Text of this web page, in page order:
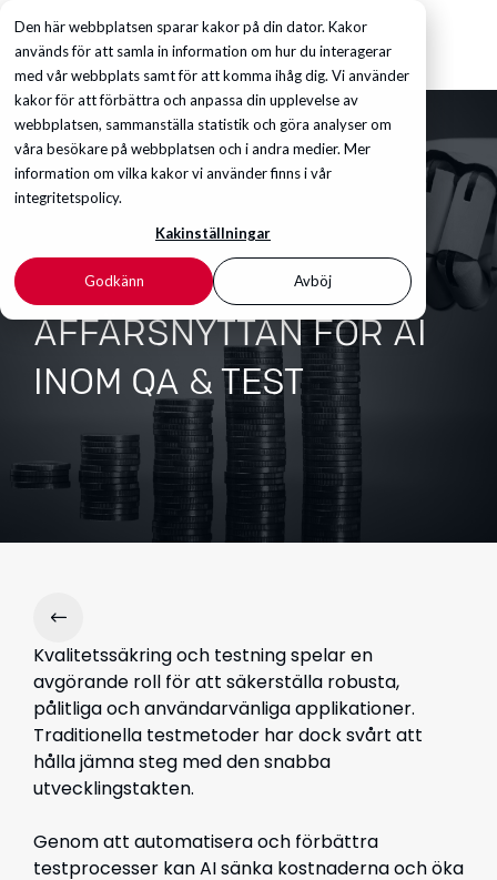
Den här webbplatsen sparar kakor på din dator. Kakor
används för att samla in information om hur du interagerar
med vår webbplats samt för att komma ihåg dig. Vi använder
kakor för att förbättra och anpassa din upplevelse av
webbplatsen, sammanställa statistik och göra analyser om
våra besökare på webbplatsen och i andra medier. Mer
information om vilka kakor vi använder finns i vår
integritetspolicy.
Kakinställningar
Godkänn Avböj
AFFÄRSNYTTAN FÖR AI
INOM QA & TEST
Kvalitetssäkring och testning spelar en
avgörande roll för att säkerställa robusta,
pålitliga och användarvänliga applikationer.
Traditionella testmetoder har dock svårt att
hålla jämna steg med den snabba
utvecklingstakten.
Genom att automatisera och förbättra
testprocesser kan AI sänka kostnaderna och öka